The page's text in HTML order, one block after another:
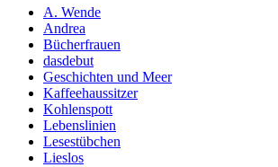
A. Wende
Andrea
Bücherfrauen
dasdebut
Geschichten und Meer
Kaffeehaussitzer
Kohlenspott
Lebenslinien
Lesestübchen
Lieslos